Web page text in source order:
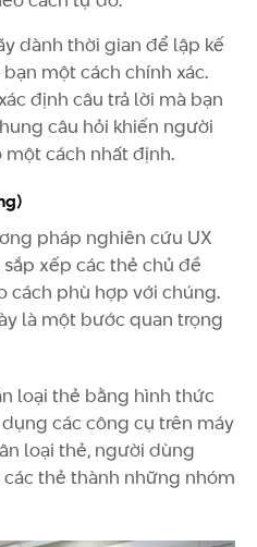
dành thời gian để lập kế
một cách chính xác.
định câu trả lời mà bạn
câu hỏi khiến người
cách nhất định.
pháp nghiên cứu UX
xếp các thẻ chủ đề
cách phù hợp với chúng.
là một bước quan trọng
loại thẻ bằng hình thức
các công cụ trên máy
loại thẻ, người dùng
thẻ thành những nhóm